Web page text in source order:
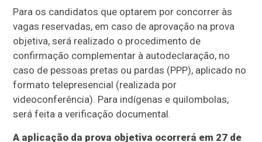
Para os candidatos que optarem por concorrer às
vagas reservadas, em caso de aprovação na prova
objetiva, será realizado o procedimento de
confirmação complementar à autodeclaração, no
caso de pessoas pretas ou pardas (PPP), aplicado no
formato telepresencial (realizada por
videoconferência). Para indígenas e quilombolas,
será feita a verificação documental.
A aplicação da prova objetiva ocorrerá em 27 de